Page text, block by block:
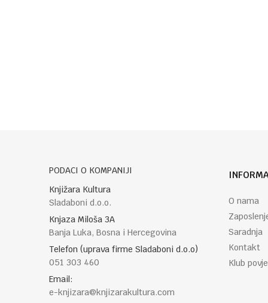
PODACI O KOMPANIJI
Knjižara Kultura
Sladaboni d.o.o.
Knjaza Miloša 3A
Banja Luka, Bosna i Hercegovina
Telefon (uprava firme Sladaboni d.o.o)
051 303 460
Email:
e-knjizara@knjizarakultura.com
O nama
Saradnja
Kontakt
Klub